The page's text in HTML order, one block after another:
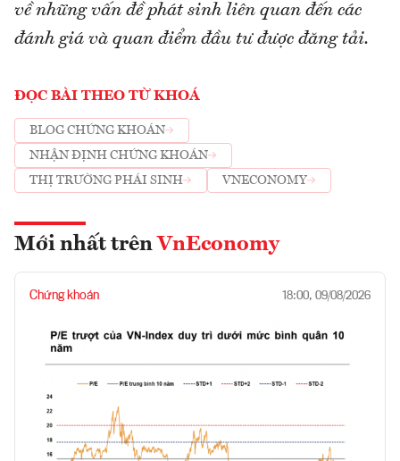
về những vấn đề phát sinh liên quan đến các
đánh giá và quan điểm đầu tư được đăng tải.
ĐỌC BÀI THEO TỪ KHOÁ
BLOG CHỨNG KHOÁN
NHẬN ĐỊNH CHỨNG KHOÁN
THỊ TRƯỜNG PHÁI SINH
VNECONOMY
Mới nhất trên VnEconomy
Chứng khoán 18:00, 09/08/2026